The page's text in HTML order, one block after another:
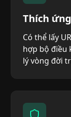
Thích
Có thể lấy
hợp bộ điều
lý vòng đời